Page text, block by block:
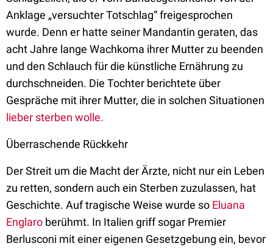
Anklage „versuchter Totschlag“ freigesprochen
wurde. Denn er hatte seiner Mandantin geraten, das
acht Jahre lange Wachkoma ihrer Mutter zu beenden
und den Schlauch für die künstliche Ernährung zu
durchschneiden. Die Tochter berichtete über
Gespräche mit ihrer Mutter, die in solchen Situationen
lieber sterben wolle.
Überraschende Rückkehr
Der Streit um die Macht der Ärzte, nicht nur ein Leben
zu retten, sondern auch ein Sterben zuzulassen, hat
Geschichte. Auf tragische Weise wurde so Eluana
Englaro berühmt. In Italien griff sogar Premier
Berlusconi mit einer eigenen Gesetzgebung ein, bevor